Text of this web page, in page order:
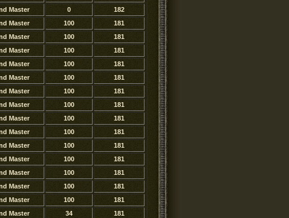
Master 0
182
Master 100
181
Master 100
181
Master 100
181
Master 100
181
Master 100
181
Master 100
181
Master 100
181
Master 100
181
Master 100
181
Master 100
181
Master 100
181
Master 100
181
Master 100
181
Master 100
181
Master 34
181